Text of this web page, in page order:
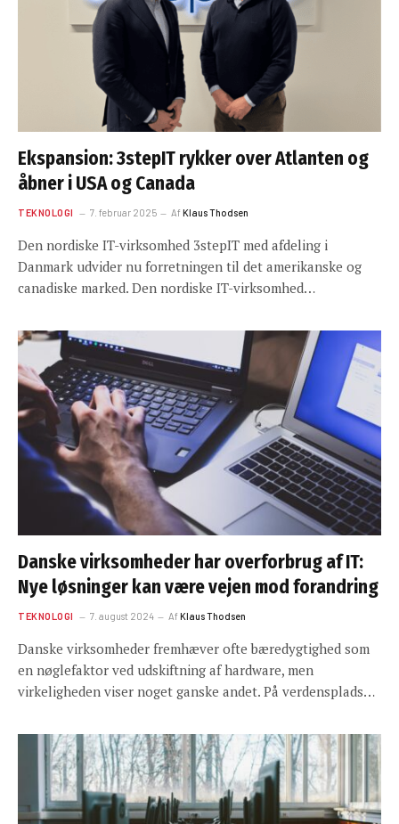
Ekspansion: 3stepIT rykker over Atlanten og
åbner i USA og Canada
TEKNOLOGI 7. februar 2025 AfKlaus Thodsen
Den nordiske IT-virksomhed 3stepIT med afdeling i
Danmark udvider nu forretningen til det amerikanske og
canadiske marked. Den nordiske IT-virksomhed…
Danske virksomheder har overforbrug af IT:
Nye løsninger kan være vejen mod forandring
TEKNOLOGI 7. august 2024 AfKlaus Thodsen
Danske virksomheder fremhæver ofte bæredygtighed som
en nøglefaktor ved udskiftning af hardware, men
virkeligheden viser noget ganske andet. På verdensplads…